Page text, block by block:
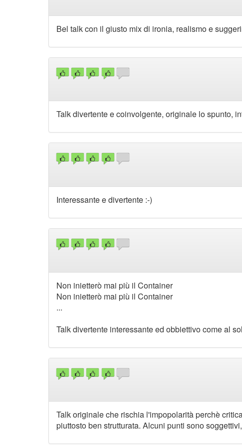
Bel talk con il giusto mix di ironia, realismo e
Talk divertente e coinvolgente, originale lo spunto,
Interessante e divertente :-)
Non inietterò mai più il Container
Non inietterò mai più il Container
...
Talk divertente interessante ed obbiettivo come al
Talk originale che rischia l'impopolarità perchè
piuttosto ben strutturata. Alcuni punti sono